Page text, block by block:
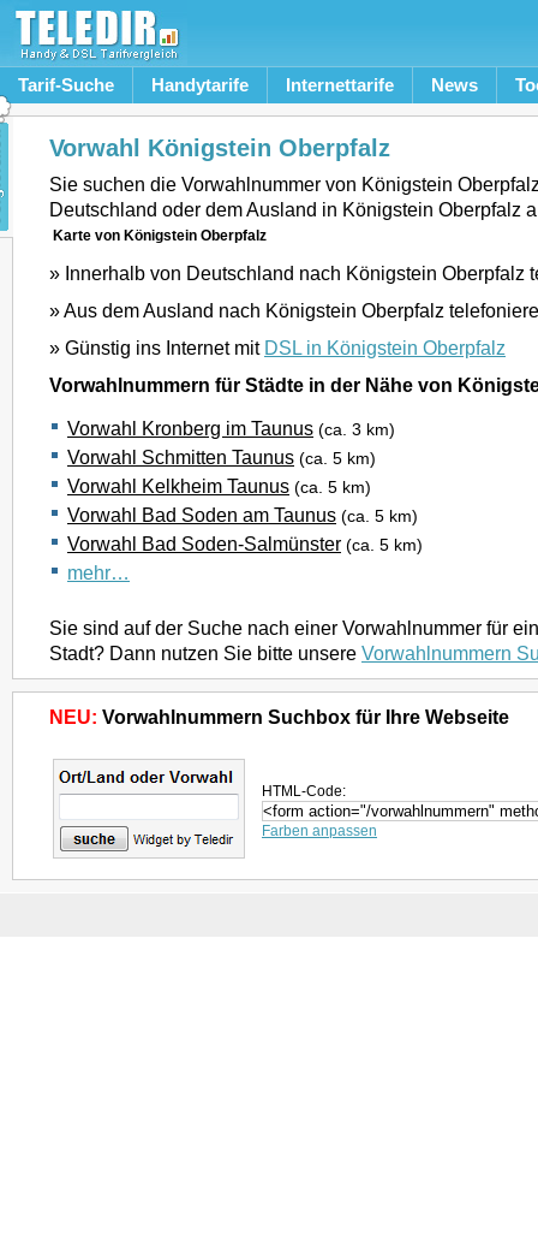
Tarif-Suche Handytarife Internettarife News
Vorwahl Königstein Oberpfalz
Sie suchen die Vorwahlnummer von Königstein
Deutschland oder dem Ausland in Königstein Oberpfalz
Karte von Königstein Oberpfalz
» Innerhalb von Deutschland nach Königstein Oberpfalz
» Aus dem Ausland nach Königstein Oberpfalz
» Günstig ins Internet mit DSL in Königstein Oberpfalz
Vorwahlnummern für Städte in der Nähe von
Vorwahl Kronberg im Taunus (ca. 3 km)
Vorwahl Schmitten Taunus (ca. 5 km)
Vorwahl Kelkheim Taunus (ca. 5 km)
Vorwahl Bad Soden am Taunus (ca. 5 km)
Vorwahl Bad Soden-Salmünster (ca. 5 km)
mehr…
Sie sind auf der Suche nach einer Vorwahlnummer für
Stadt? Dann nutzen Sie bitte unsere Vorwahlnummern
NEU: Vorwahlnummern Suchbox für Ihre Webseite
HTML-Code:
Farben anpassen